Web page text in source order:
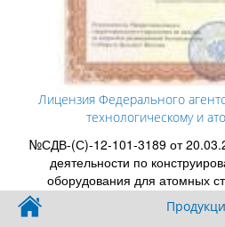
Лицензия Федерального
технологическому и
№СДВ-(С)-12-101-3189 от
деятельности по
оборудования для атомных